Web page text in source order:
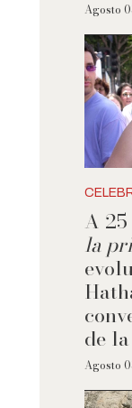
Agosto
A 25
la
de
Agosto